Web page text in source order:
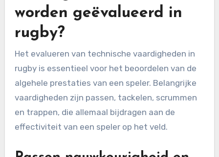
worden geëvalueerd in
rugby?
Het evalueren van technische vaardigheden in
rugby is essentieel voor het beoordelen van de
algehele prestaties van een speler. Belangrijke
vaardigheden zijn passen, tackelen, scrummen
en trappen, die allemaal bijdragen aan de
effectiviteit van een speler op het veld.